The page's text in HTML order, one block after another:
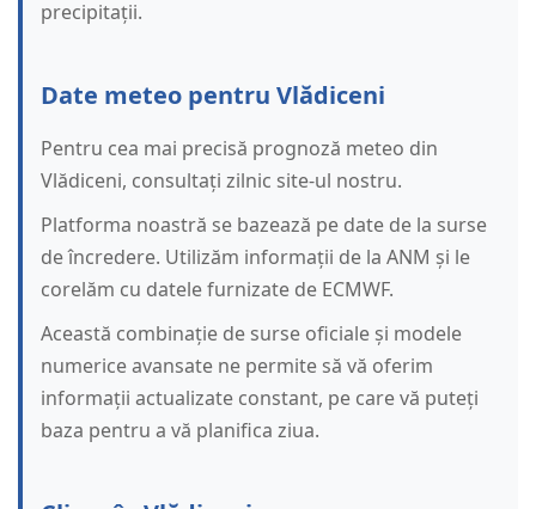
precipitații.
Date meteo pentru Vlădiceni
Pentru cea mai precisă prognoză meteo din
Vlădiceni, consultați zilnic site-ul nostru.
Platforma noastră se bazează pe date de la surse
de încredere. Utilizăm informații de la ANM și le
corelăm cu datele furnizate de ECMWF.
Această combinație de surse oficiale și modele
numerice avansate ne permite să vă oferim
informații actualizate constant, pe care vă puteți
baza pentru a vă planifica ziua.